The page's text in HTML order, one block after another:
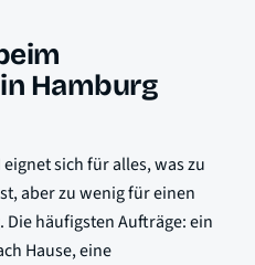
Hamburg
sich für alles, was zu
aber zu wenig für einen
häufigsten Aufträge: ein
Hause, eine